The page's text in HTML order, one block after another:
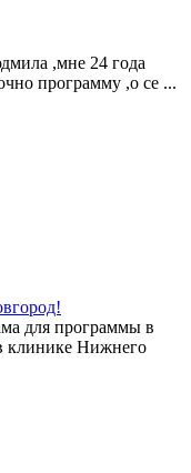
,мне 24 года
программу ,о се ...
для программы в
Нижнего